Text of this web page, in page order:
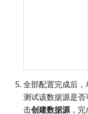
全部配置完成后，
测试该数据源是
击创建数据源，完